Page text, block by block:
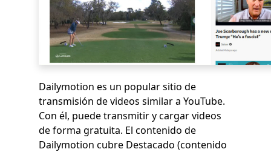
Dailymotion es un popular sitio de
transmisión de videos similar a YouTube.
Con él, puede transmitir y cargar videos
de forma gratuita. El contenido de
Dailymotion cubre Destacado (contenido